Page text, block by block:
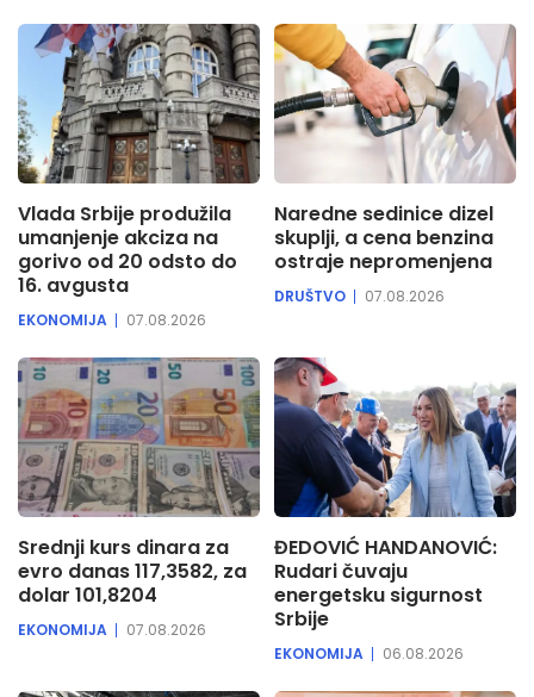
Vlada Srbije produžila
umanjenje akciza na
gorivo od 20 odsto do
16. avgusta
EKONOMIJA 07.08.2026
Naredne sedinice dizel
skuplji, a cena benzina
ostraje nepromenjena
DRUŠTVO 07.08.2026
Srednji kurs dinara za
evro danas 117,3582, za
dolar 101,8204
EKONOMIJA 07.08.2026
ĐEDOVIĆ HANDANOVIĆ:
Rudari čuvaju
energetsku sigurnost
Srbije
EKONOMIJA 06.08.2026